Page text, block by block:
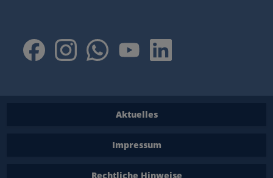
Aktuelles
Impressum
Rechtliche Hinweise